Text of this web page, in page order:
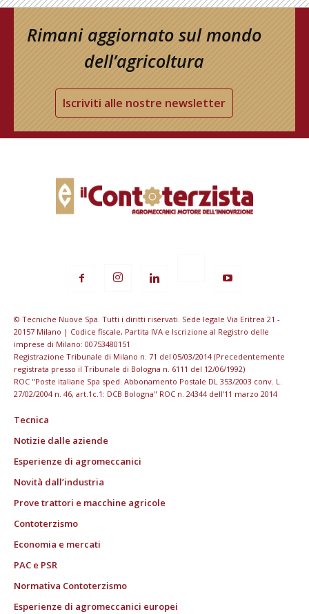
Rimani aggiornato sul mondo
dell’agricoltura
Iscriviti alle nostre newsletter
© Tecniche Nuove Spa. Tutti i diritti riservati. Sede legale Via Eritrea 21 -
20157 Milano | Codice fiscale, Partita IVA e Iscrizione al Registro delle
imprese di Milano: 00753480151
Registrazione Tribunale di Milano n. 71 del 05/03/2014 (Precedentemente
registrata presso il Tribunale di Bologna n. 6111 del 12/06/1992)
ROC "Poste italiane Spa sped. Abbonamento Postale DL 353/2003 conv. L.
27/02/2004 n. 46, art.1c.1: DCB Bologna" ROC n. 24344 dell'11 marzo 2014
Tecnica
Notizie dalle aziende
Esperienze di agromeccanici
Novità dall’industria
Prove trattori e macchine agricole
Contoterzismo
Economia e mercati
PAC e PSR
Normativa Contoterzismo
Esperienze di agromeccanici europei